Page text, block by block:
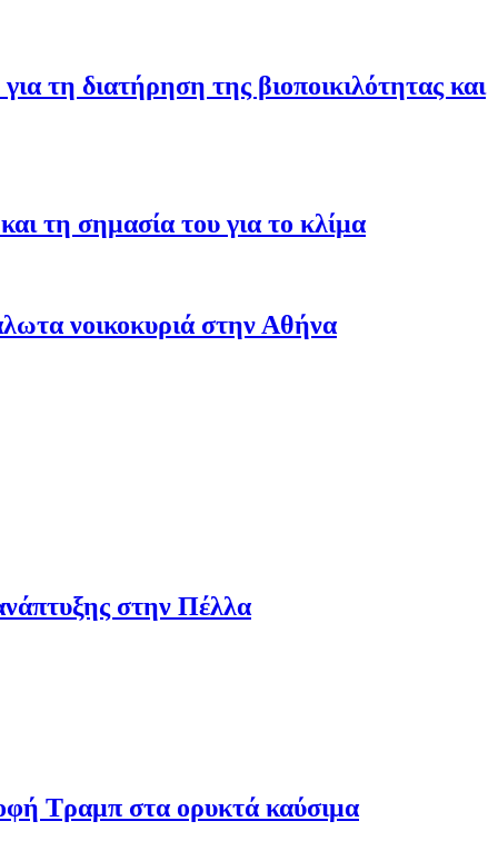
τη διατήρηση της βιοποικιλότητας και
τη σημασία του για το κλίμα
νοικοκυριά στην Αθήνα
στην Πέλλα
Τραμπ στα ορυκτά καύσιμα